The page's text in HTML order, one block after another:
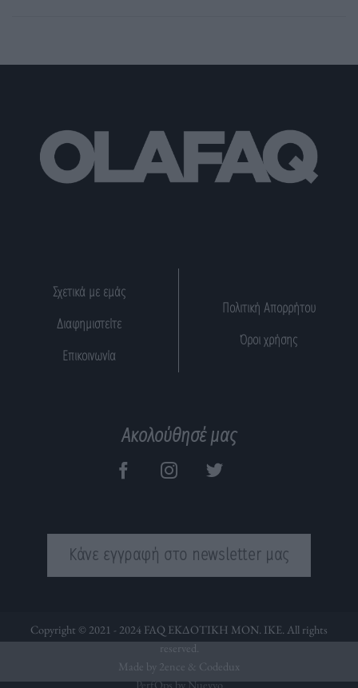
Σχετικά με εμάς
Διαφημιστείτε
Επικοινωνία
Πολιτική Απορρήτου
Όροι χρήσης
Ακολούθησέ μας
Κάνε εγγραφή στο newsletter μας
Copyright © 2021 - 2024 FAQ ΕΚΔΟΤΙΚΗ ΜΟΝ. ΙΚΕ. All rights
reserved.
Made by 2ence & Codedux
PerfOps by Nuevvo